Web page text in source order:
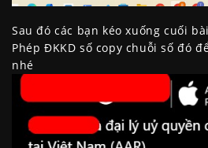
Sau đó các bạn kéo xuống cuối
Phép ĐKKD số copy chuỗi số đó
nhé